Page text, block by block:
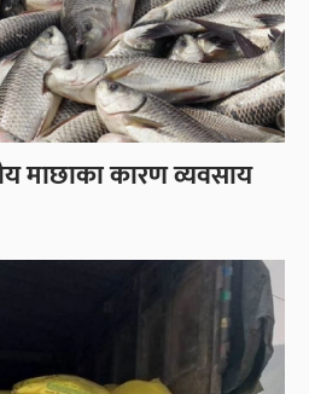
माछाका कारण व्यवसाय